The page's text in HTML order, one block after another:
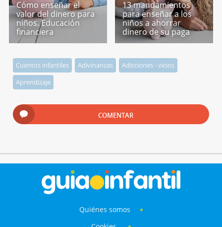
Cómo enseñar el
valor del dinero para
niños. Educación
financiera
13 mandamientos
para enseñar a los
niños a ahorrar
dinero de su paga
Cuentos infantiles Adivinanzas
Adicciones - vicios
Aprendizaje
COMENTAR
Quiénes somos